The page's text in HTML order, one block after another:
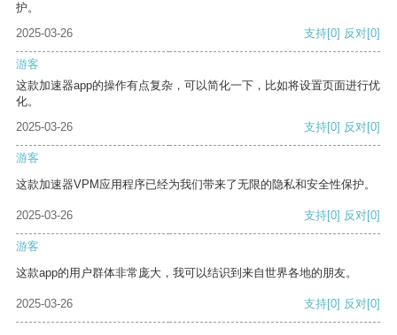
护。
2025-03-26
支持[0] 反对[0]
游客
这款加速器app的操作有点复杂，可以简化一下，比如将设置页面进行优
化。
2025-03-26
支持[0] 反对[0]
游客
这款加速器VPM应用程序已经为我们带来了无限的隐私和安全性保护。
2025-03-26 支持[0] 反对[0]
游客
这款app的用户群体非常庞大，我可以结识到来自世界各地的朋友。
2025-03-26 支持[0] 反对[0]